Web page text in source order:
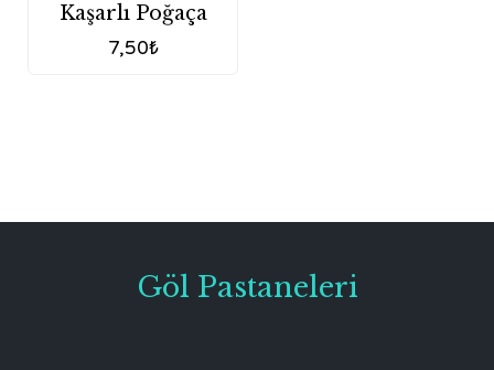
Kaşarlı Poğaça
7,50₺
Göl Pastaneleri